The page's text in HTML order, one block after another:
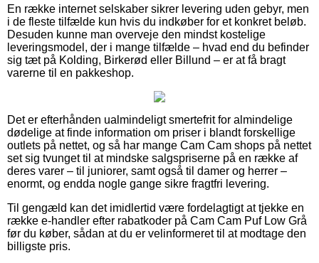
En række internet selskaber sikrer levering uden gebyr, men
i de fleste tilfælde kun hvis du indkøber for et konkret beløb.
Desuden kunne man overveje den mindst kostelige
leveringsmodel, der i mange tilfælde – hvad end du befinder
sig tæt på Kolding, Birkerød eller Billund – er at få bragt
varerne til en pakkeshop.
Det er efterhånden ualmindeligt smertefrit for almindelige
dødelige at finde information om priser i blandt forskellige
outlets på nettet, og så har mange Cam Cam shops på nettet
set sig tvunget til at mindske salgspriserne på en række af
deres varer – til juniorer, samt også til damer og herrer –
enormt, og endda nogle gange sikre fragtfri levering.
Til gengæld kan det imidlertid være fordelagtigt at tjekke en
række e-handler efter rabatkoder på Cam Cam Puf Low Grå
før du køber, sådan at du er velinformeret til at modtage den
billigste pris.